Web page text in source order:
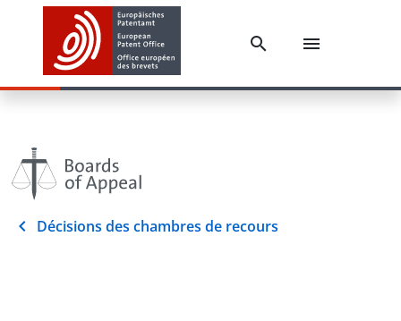
Décisions des chambres de recours